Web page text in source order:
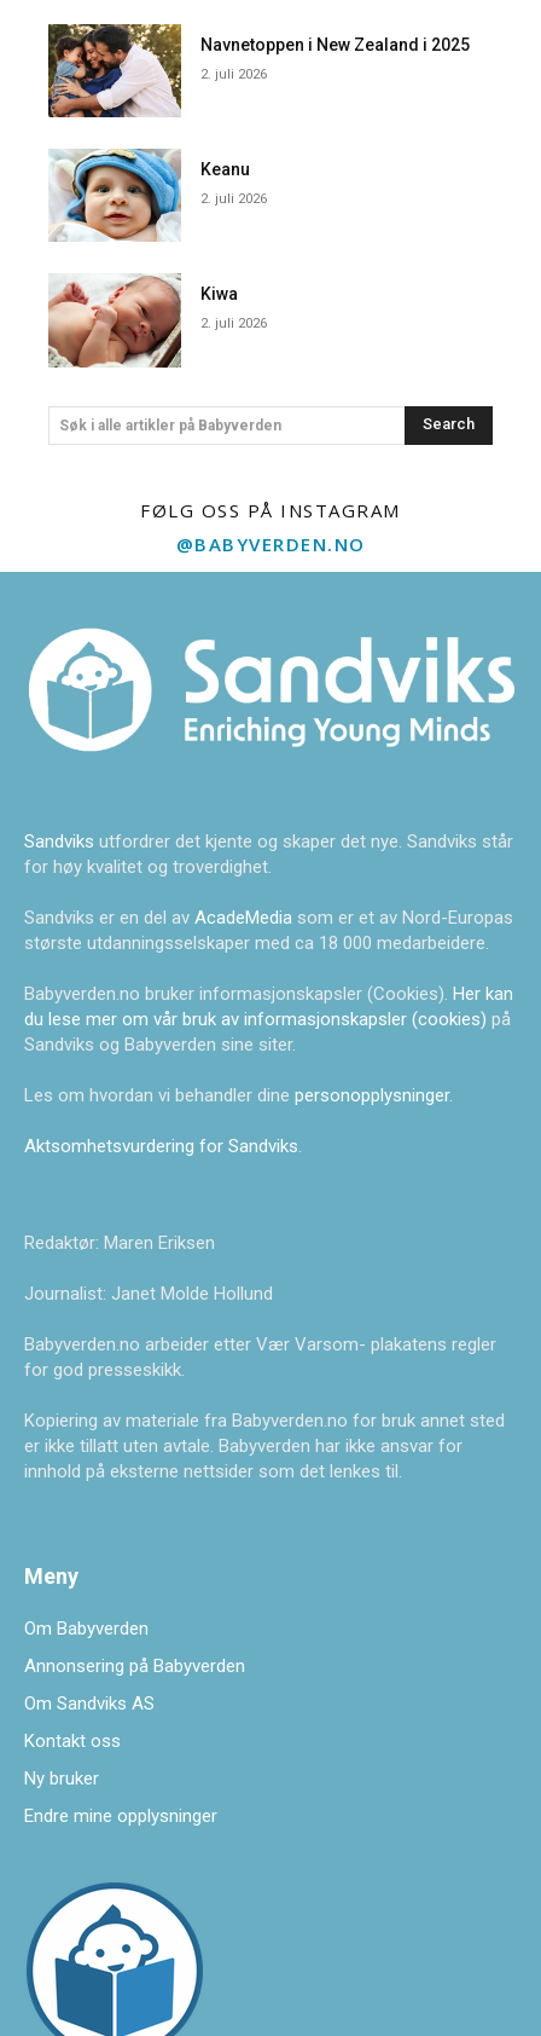
Navnetoppen i New Zealand i 2025
2. juli 2026
Keanu
2. juli 2026
Kiwa
2. juli 2026
Søk i alle artikler på Babyverden Search
FØLG OSS PÅ INSTAGRAM
@BABYVERDEN.NO
Sandviks utfordrer det kjente og skaper det nye. Sandviks står
for høy kvalitet og troverdighet.
Sandviks er en del av AcadeMedia som er et av Nord-Europas
største utdanningsselskaper med ca 18 000 medarbeidere.
Babyverden.no bruker informasjonskapsler (Cookies). Her kan
du lese mer om vår bruk av informasjonskapsler (cookies) på
Sandviks og Babyverden sine siter.
Les om hvordan vi behandler dine personopplysninger.
Aktsomhetsvurdering for Sandviks.
Redaktør: Maren Eriksen
Journalist: Janet Molde Hollund
Babyverden.no arbeider etter Vær Varsom- plakatens regler
for god presseskikk.
Kopiering av materiale fra Babyverden.no for bruk annet sted
er ikke tillatt uten avtale. Babyverden har ikke ansvar for
innhold på eksterne nettsider som det lenkes til.
Meny
Om Babyverden
Annonsering på Babyverden
Om Sandviks AS
Kontakt oss
Ny bruker
Endre mine opplysninger